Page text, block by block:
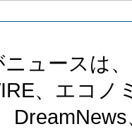
ニュースは
、エコノ